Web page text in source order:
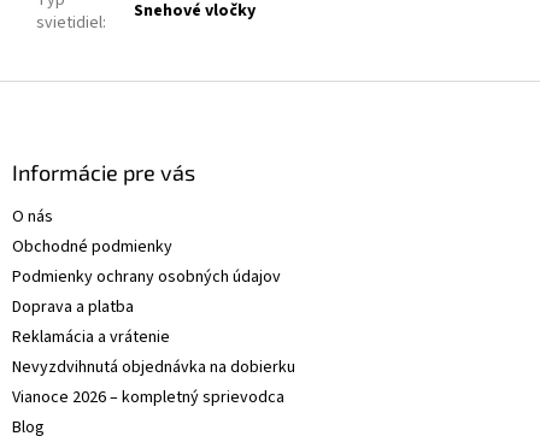
svietidiel: Snehové vločky
Informácie pre vás
O nás
Obchodné podmienky
Podmienky ochrany osobných údajov
Doprava a platba
Reklamácia a vrátenie
Nevyzdvihnutá objednávka na dobierku
Vianoce 2026 – kompletný sprievodca
Blog